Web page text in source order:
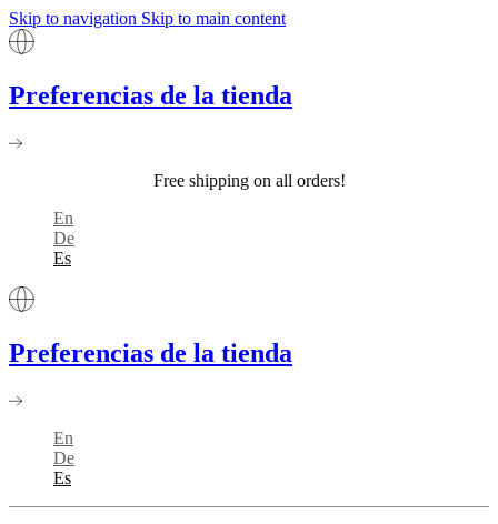
Skip to navigation Skip to main content
Preferencias de la tienda
Free shipping on all orders!
En
De
Es
Preferencias de la tienda
En
De
Es